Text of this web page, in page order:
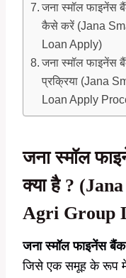
जना स्मॉल फाइनेंस
कैसे करें (Jana
Loan Apply)
जना स्मॉल फाइनेंस
प्रक्रिया (Jana
Loan Apply
जना स्मॉल
क्या है ?
Agri Group
जना स्मॉल फाइनेंस बैंक
जिसे एक समूह के रूप